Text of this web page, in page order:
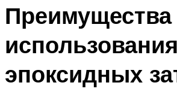
Преимущества
использования
эпоксидных